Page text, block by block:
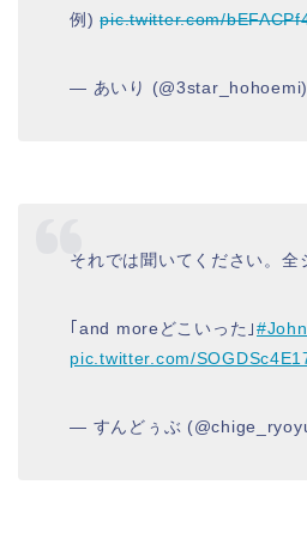
例)pic.twitter.com/
— あいり
それでは聞いてください。全
｢and moreどこいった｣
pic.twitter.com/
— すんどぅぶ